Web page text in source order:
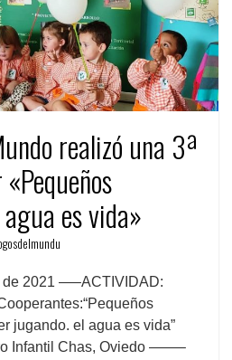
realizó una 3ª
es vida»
de 2021 —–ACTIVIDAD:
jugando. el agua es vida”
Infantil Chas, Oviedo ——–